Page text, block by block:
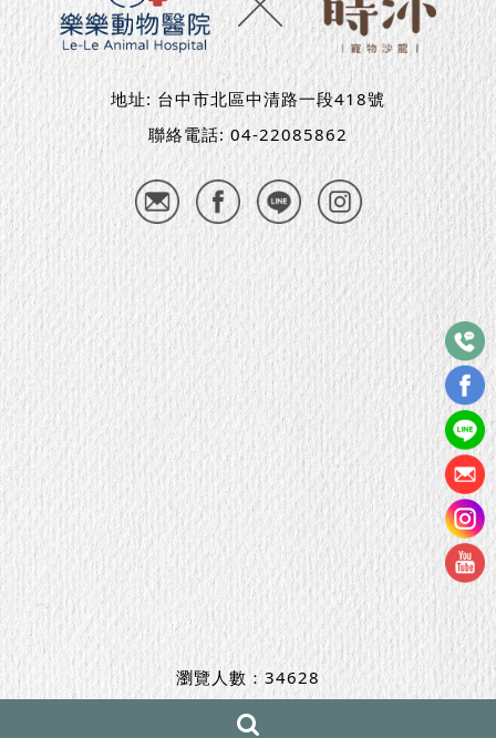
地址: 台中市北區中清路一段418號
聯絡電話:04-22085862
瀏覽人數：34628